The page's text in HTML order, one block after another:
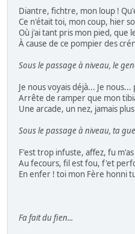
Diantre, fichtre, mon loup !
Ce n'était toi, mon coup, hier
Où j'ai tant pris mon pied, que
À cause de ce pompier des
Sous le passage à niveau, le
Je nous voyais déjà... Je
Arrête de ramper que mon
Une arcade, un nez, jamais
Sous le passage à niveau, ta
F'est trop infuste, affez, fu
Au fecours, fil est fou, f'et
En enfer ! toi mon Fère honni
Fa fait du fien...